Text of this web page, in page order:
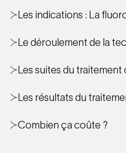
Les indications : La
Le déroulement de la
Les suites du traitement
Les résultats du
Combien ça coûte ?